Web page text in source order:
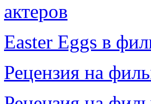
актеров
Easter Eggs в
Рецензия на